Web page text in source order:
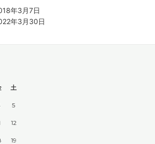
年3月7日
年3月30日
土
5
12
19